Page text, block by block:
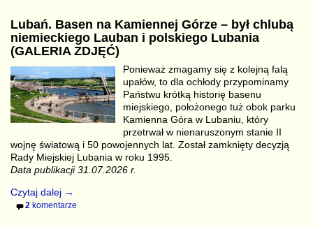
Lubań. Basen na Kamiennej Górze – był chlubą
niemieckiego Lauban i polskiego Lubania
(GALERIA ZDJĘĆ)
Ponieważ zmagamy się z kolejną falą
upałów, to dla ochłody przypominamy
Państwu krótką historię basenu
miejskiego, położonego tuż obok parku
Kamienna Góra w Lubaniu, który
przetrwał w nienaruszonym stanie II
wojnę światową i 50 powojennych lat. Został zamknięty decyzją
Rady Miejskiej Lubania w roku 1995.
Data publikacji 31.07.2026 r.
Czytaj dalej →
2komentarze